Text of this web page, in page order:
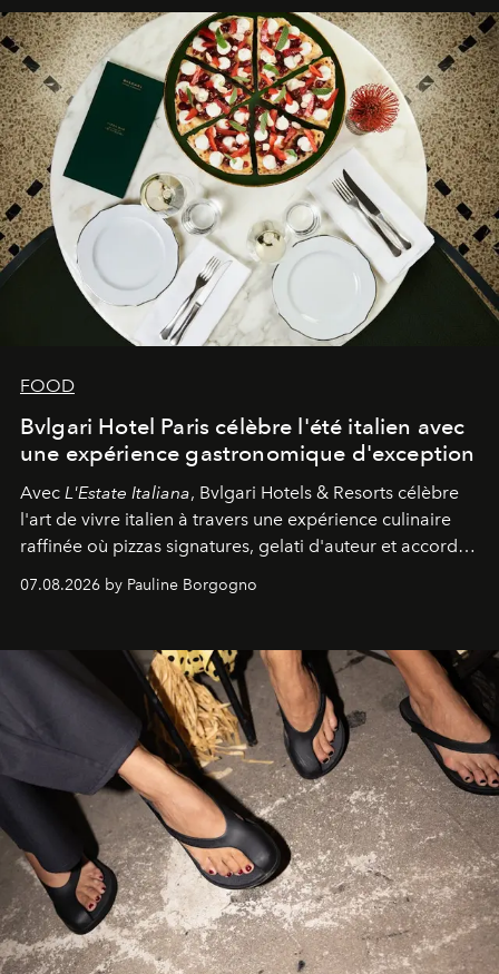
FOOD
Bvlgari Hotel Paris célèbre l'été italien avec
une expérience gastronomique d'exception
Avec L'Estate Italiana, Bvlgari Hotels & Resorts célèbre
l'art de vivre italien à travers une expérience culinaire
raffinée où pizzas signatures, gelati d'auteur et accords
07.08.2026 by Pauline Borgogno